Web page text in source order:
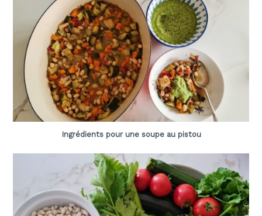
Ingrédients pour une soupe au pistou